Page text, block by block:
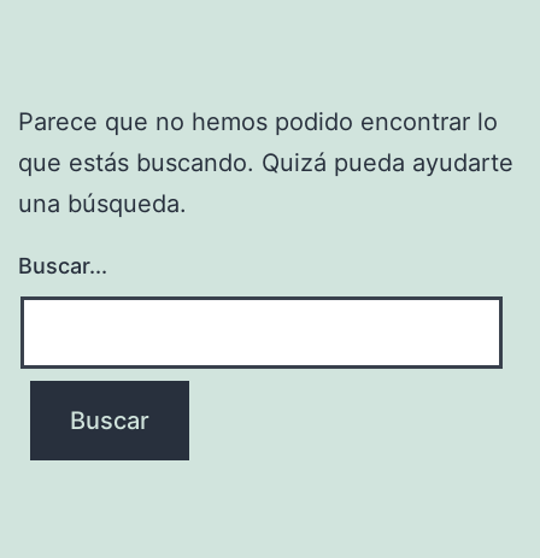
Parece que no hemos podido encontrar lo
que estás buscando. Quizá pueda ayudarte
una búsqueda.
Buscar...